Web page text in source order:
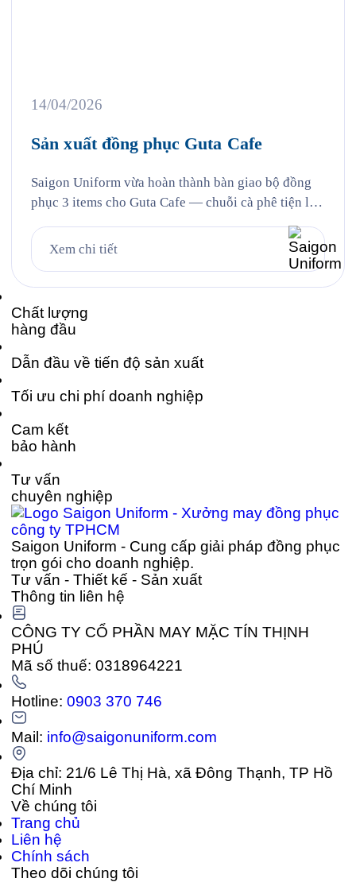
14/04/2026
Sản xuất đồng phục Guta Cafe
Saigon Uniform vừa hoàn thành bàn giao bộ đồng
phục 3 items cho Guta Cafe — chuỗi cà phê tiện lợi
triệu người Việt đã quen với thói quen “dừng lại tí
và làm ly Guta nhé!” mỗi ngày. Bộ đồng phục gồm
Xem chi tiết
Chất lượng
hàng đầu
Dẫn đầu về tiến độ sản xuất
Tối ưu chi phí doanh nghiệp
Cam kết
bảo hành
Tư vấn
chuyên nghiệp
Saigon Uniform - Cung cấp giải pháp đồng phục
trọn gói cho doanh nghiệp.
Tư vấn - Thiết kế - Sản xuất
Thông tin liên hệ
CÔNG TY CỔ PHẦN MAY MẶC TÍN THỊNH
PHÚ
Mã số thuế: 0318964221
Hotline:0903 370 746
Mail: info@saigonuniform.com
Địa chỉ: 21/6 Lê Thị Hà, xã Đông Thạnh, TP Hồ
Chí Minh
Về chúng tôi
Trang chủ
Liên hệ
Chính sách
Theo dõi chúng tôi